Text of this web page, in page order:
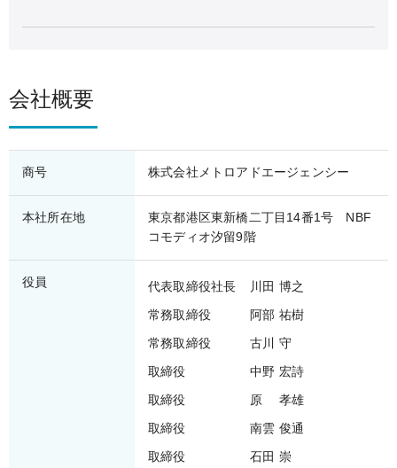
会社概要
商号 株式会社メトロアドエージェンシー
本社所在地
東京都港区東新橋二丁目14番1号 NBF
コモディオ汐留9階
役員 代表取締役社長
川田 博之
常務取締役
阿部 祐樹
常務取締役
古川 守
取締役
中野 宏詩
取締役
原 孝雄
取締役
南雲 俊通
取締役
石田 崇